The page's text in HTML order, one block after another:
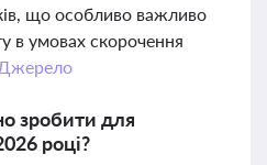
що особливо важливо
в умовах скорочення
зробити для
році?